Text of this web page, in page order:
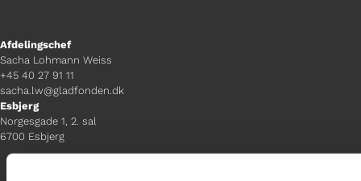
Afdelingschef
Sacha Lohmann Weiss
+45 40 27 91 11
sacha.lw@gladfonden.dk
Esbjerg
Norgesgade 1, 2. sal
6700 Esbjerg